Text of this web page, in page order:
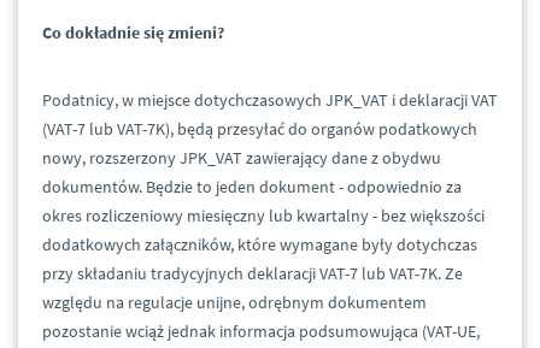
Co dokładnie się zmieni?
Podatnicy, w miejsce dotychczasowych JPK_VAT i deklaracji VAT
(VAT-7 lub VAT-7K), będą przesyłać do organów podatkowych
nowy, rozszerzony JPK_VAT zawierający dane z obydwu
dokumentów. Będzie to jeden dokument - odpowiednio za
okres rozliczeniowy miesięczny lub kwartalny - bez większości
dodatkowych załączników, które wymagane były dotychczas
przy składaniu tradycyjnych deklaracji VAT-7 lub VAT-7K. Ze
względu na regulacje unijne, odrębnym dokumentem
pozostanie wciąż jednak informacja podsumowująca (VAT-UE,